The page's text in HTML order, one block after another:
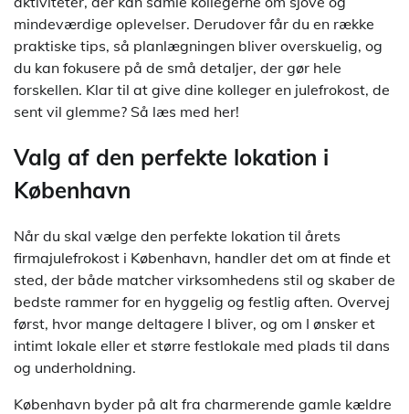
mindeværdige oplevelser. Derudover får du en række
praktiske tips, så planlægningen bliver overskuelig, og
du kan fokusere på de små detaljer, der gør hele
forskellen. Klar til at give dine kolleger en julefrokost, de
sent vil glemme? Så læs med her!
Valg af den perfekte lokation i
København
Når du skal vælge den perfekte lokation til årets
firmajulefrokost i København, handler det om at finde et
sted, der både matcher virksomhedens stil og skaber de
bedste rammer for en hyggelig og festlig aften. Overvej
først, hvor mange deltagere I bliver, og om I ønsker et
intimt lokale eller et større festlokale med plads til dans
og underholdning.
København byder på alt fra charmerende gamle kældre